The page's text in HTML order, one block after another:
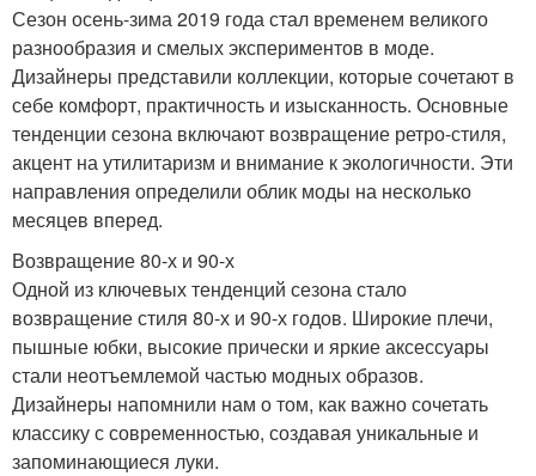
Сезон осень-зима 2019 года стал временем великого
разнообразия и смелых экспериментов в моде.
Дизайнеры представили коллекции, которые сочетают в
себе комфорт, практичность и изысканность. Основные
тенденции сезона включают возвращение ретро-стиля,
акцент на утилитаризм и внимание к экологичности. Эти
направления определили облик моды на несколько
месяцев вперед.
Возвращение 80-х и 90-х
Одной из ключевых тенденций сезона стало
возвращение стиля 80-х и 90-х годов. Широкие плечи,
пышные юбки, высокие прически и яркие аксессуары
стали неотъемлемой частью модных образов.
Дизайнеры напомнили нам о том, как важно сочетать
классику с современностью, создавая уникальные и
запоминающиеся луки.